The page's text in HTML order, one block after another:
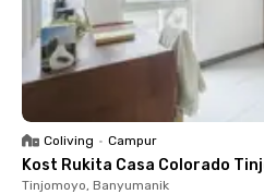
Coliving • Campur
Kost Rukita Casa Colorado
Tinjomoyo, Banyumanik